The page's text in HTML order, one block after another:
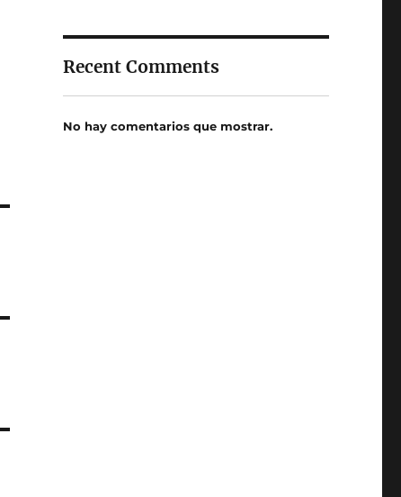
Recent Comments
No hay comentarios que mostrar.